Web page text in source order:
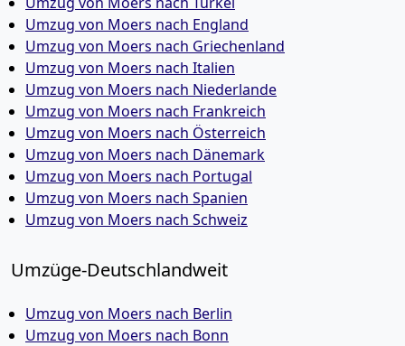
Umzug von Moers nach England
Umzug von Moers nach Griechenland
Umzug von Moers nach Italien
Umzug von Moers nach Niederlande
Umzug von Moers nach Frankreich
Umzug von Moers nach Österreich
Umzug von Moers nach Dänemark
Umzug von Moers nach Portugal
Umzug von Moers nach Spanien
Umzug von Moers nach Schweiz
Umzüge-Deutschlandweit
Umzug von Moers nach Berlin
Umzug von Moers nach Bonn